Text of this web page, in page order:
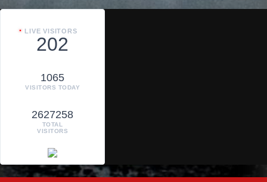
LIVE VISITORS
202
1065
VISITORS TODAY
2627258
TOTAL
VISITORS